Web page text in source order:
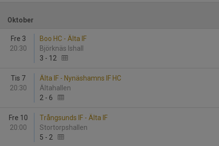
Oktober
Fre 3
20:30
Boo HC - Älta IF
Björknäs Ishall
3 - 12
Tis 7
20:30
Älta IF - Nynäshamns IF HC
Ältahallen
2 - 6
Fre 10
20:00
Trångsunds IF - Älta IF
Stortorpshallen
5 - 2